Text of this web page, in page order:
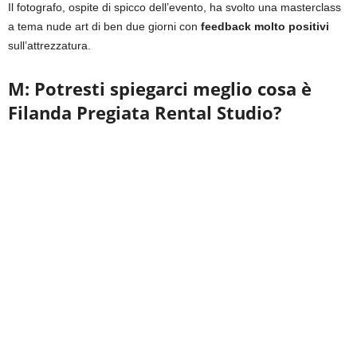
Il fotografo, ospite di spicco dell’evento, ha svolto una masterclass
a tema nude art di ben due giorni con feedback molto positivi
sull’attrezzatura.
M: Potresti spiegarci meglio cosa è
Filanda Pregiata Rental Studio?